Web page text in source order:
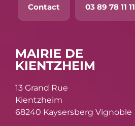
Contact 03 89 78 11 11
MAIRIE DE
KIENTZHEIM
13 Grand Rue
Kientzheim
68240 Kaysersberg Vignoble